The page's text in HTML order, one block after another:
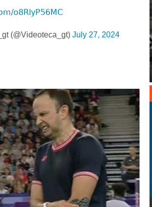
o8RlyP56MC
(@Videoteca_gt) July 27, 2024